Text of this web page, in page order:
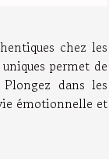
chez les
permet de
dans les
émotionnelle et